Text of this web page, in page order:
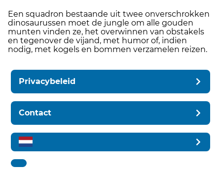
Een squadron bestaande uit twee onverschrokken
dinosaurussen moet de jungle om alle gouden
munten vinden ze, het overwinnen van obstakels
en tegenover de vijand, met humor of, indien
nodig, met kogels en bommen verzamelen reizen.
Privacybeleid
Contact